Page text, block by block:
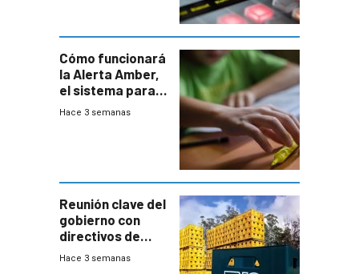
Cómo funcionará
la Alerta Amber,
el sistema para
la búsqueda
Hace 3 semanas
Reunión clave del
gobierno con
directivos de
Fábricas
Hace 3 semanas